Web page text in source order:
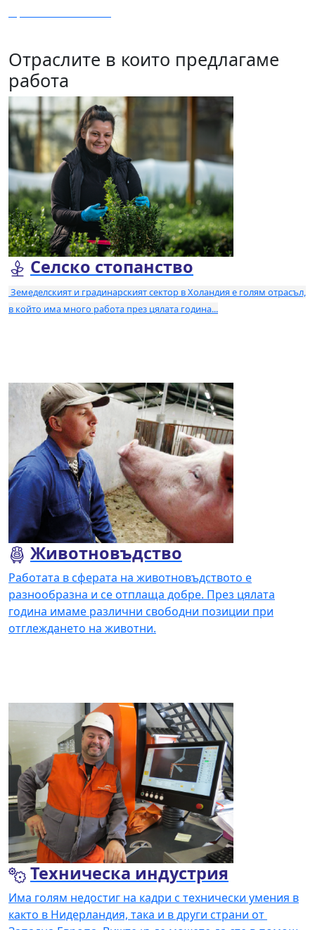
Отраслите в които предлагаме
работа
Селско стопанство
Земеделският и градинарският сектор в Холандия е голям отрасъл,
в който има много работа през цялата година...
Животновъдство
Работата в сферата на животновъдството е
разнообразна и се отплаща добре. През цялата
година имаме различни свободни позиции при
отглеждането на животни.
Техническа индустрия
Има голям недостиг на кадри с технически умения в
както в Нидерландия, така и в други страни от